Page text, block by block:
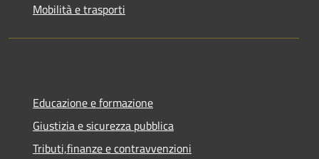
Mobilità e trasporti
Educazione e formazione
Giustizia e sicurezza pubblica
Tributi,finanze e contravvenzioni